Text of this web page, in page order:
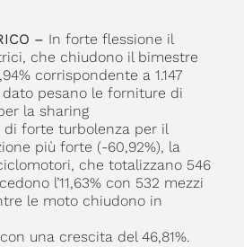
– In forte flessione il
che chiudono il bimestre
corrispondente a 1.147
pesano le forniture di
la sharing
forte turbolenza per il
più forte (-60,92%), la
che totalizzano 546
l’11,63% con 532 mezzi
le moto chiudono in
una crescita del 46,81%.